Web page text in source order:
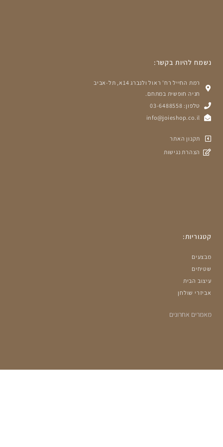
נשמח להיות בקשר:
רמת החייל רח' ראול ולנברג 14א, תל-אביב
חניה חופשית במתחם.
טלפון: 03-6488558
info@joieshop.co.il
תקנון האתר
הצהרת נגישות
קטגוריות:
מבצעים
שטיחים
עיצוב הבית
אביזרי שולחן
מאמרים אחרונים